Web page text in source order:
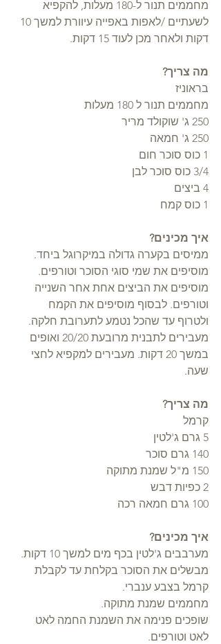
מחממים תנור ל-180 מעלות, להקפיא
דקות ולאחר מכן לעוד 15 דקות.
מה צריך?
בראוניז
מחממים תנור ל 180 מעלות
250 ג' שוקולד מריר
250 ג' חמאה
1 כוס סוכר חום
3/4 כוס סוכר לבן
4 ביצים
1 כוס קמח
איך מכינים?
ממיסים בקערה גדולה במיקרוגל ביחד.
מוסיפים את שמי סוגי הסוכר וטורפים.
מוסיפים את הביצים אחת אחר השנייה
וטורפים. לבסוף מוסיפים את הקמח
ולטרוף עד שהכל נטמע לתערובת חלקה.
מעבירים לתבנית מרובעת 20/20 ואופים
במשך 20 דקות. מעבירים למקפיא לחצי
שעה.
מה צריך?
קרמל
5 גרם ג'לטין
140 גרם סוכר
150 מ"ל שמנת מתוקה
2 כפיות דבש
100 גרם חמאה רכה
איך מכינים?
מערבבים ג'לטין בכף מים למשך 10 דקות.
מבשלים את הסוכר בקלחת עד לקבלת
קרמל בצבע ענברי.
מחממים שמנת מתוקה.
שופכים פנימה את השמנת החמה לאט
לאט וטורפים.